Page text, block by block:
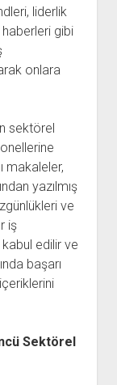
liderlik
gibi
onlara
sektörel
makaleler,
yazılmış
ve
iş
edilir ve
başarı
Sektörel